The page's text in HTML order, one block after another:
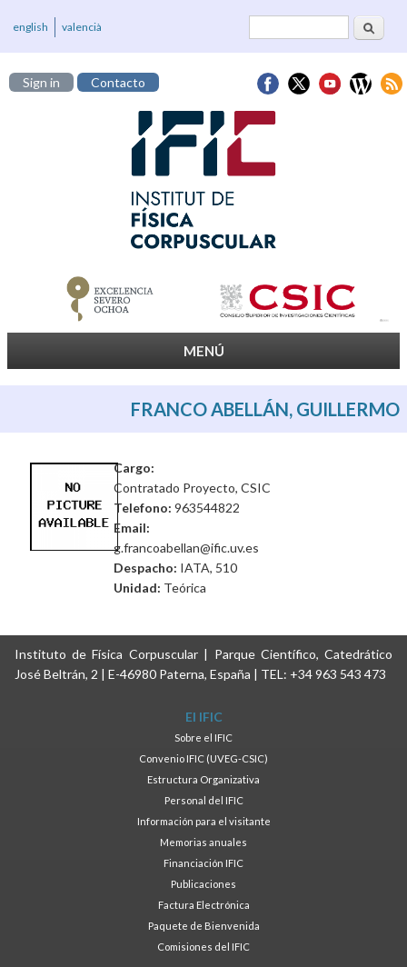
Formulario deBuscar
english valencià
Sign in Contacto
MENÚ
FRANCO ABELLÁN, GUILLERMO
Cargo:
Contratado Proyecto, CSIC
Telefono: 963544822
Email:
g.francoabellan@ific.uv.es
Despacho: IATA, 510
Unidad: Teórica
Instituto de Física Corpuscular | Parque Científico, Catedrático
José Beltrán, 2 | E-46980 Paterna, España | TEL: +34 963 543 473
El IFIC
Sobre el IFIC
Convenio IFIC (UVEG-CSIC)
Estructura Organizativa
Personal del IFIC
Información para el visitante
Memorias anuales
Financiación IFIC
Publicaciones
Factura Electrónica
Paquete de Bienvenida
Comisiones del IFIC